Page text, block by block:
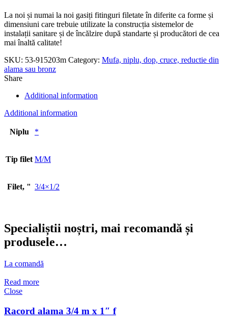
La noi și numai la noi gasiți fitinguri filetate în diferite ca forme și
dimensiuni care trebuie utilizate la construcția sistemelor de
instalații sanitare și de încălzire după standarte și producători de cea
mai înaltă calitate!
SKU: 53-915203m Category: Mufa, niplu, dop, cruce, reductie din
alama sau bronz
Share
Additional information
Additional information
Niplu *
Tip filet M/M
Filet, " 3/4×1/2
Specialiștii noștri, mai recomandă și
produsele…
La comandă
Read more
Close
Racord alama 3/4 m x 1″ f